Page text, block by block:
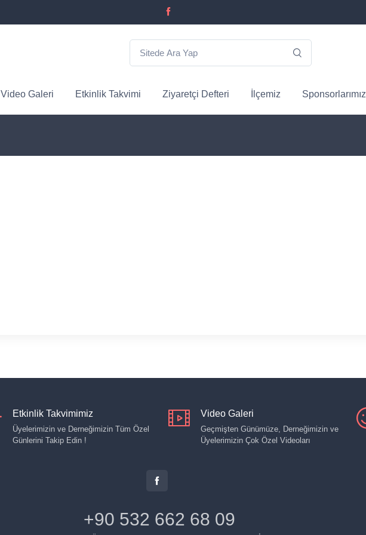
Video Galeri Etkinlik Takvimi Ziyaretçi Defteri İlçemiz Sponsorlarımız
Etkinlik Takvimimiz
Üyelerimizin ve Derneğimizin Tüm Özel
Günlerini Takip Edin !
Video Galeri
Geçmişten Günümüze, Derneğimizin ve
Üyelerimizin Çok Özel Videoları
+90 532 662 68 09